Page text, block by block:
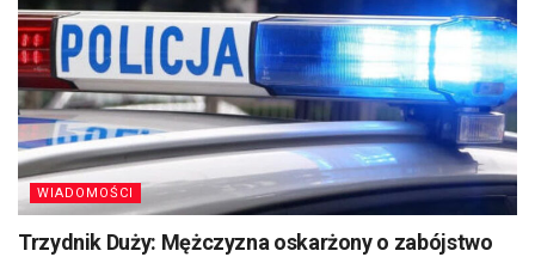
WIADOMOŚCI
Trzydnik Duży: Mężczyzna oskarżony o zabójstwo